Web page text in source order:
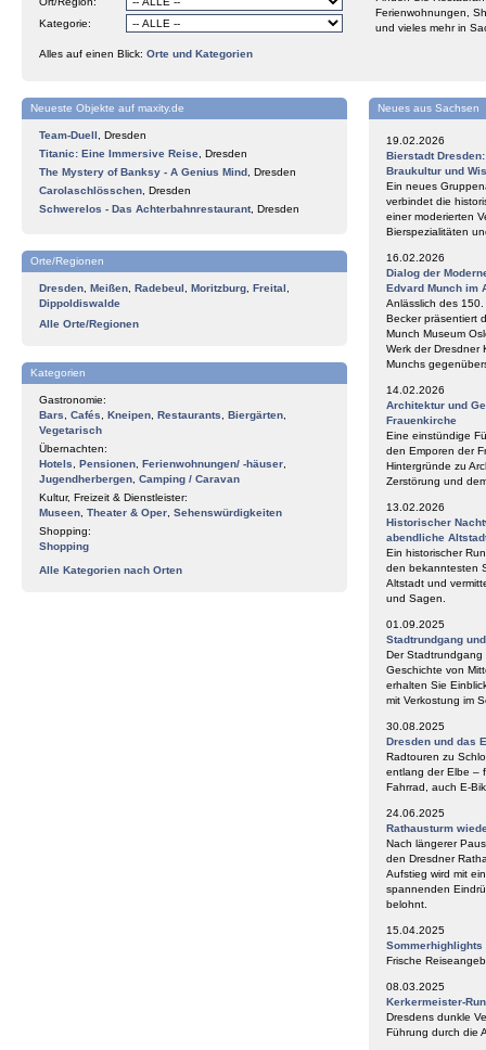
Kategorie:
Ferienwohnungen,
und vieles mehr in
Alles auf einen Blick: Orte und Kategorien
Neueste Objekte auf maxity.de
Team-Duell
Dresden
Titanic: Eine Immersive Reise Dresden
The Mystery of Banksy - A Genius Mind Dresden
Carolaschlösschen Dresden
Schwerelos - Das Achterbahnrestaurant, Dresden
Orte/Regionen
Dresden Meißen Radebeul Moritzburg Freital
Dippoldiswalde
Alle Orte/Regionen
Kategorien
Gastronomie:
Bars
Cafés Kneipen Restaurants Biergärten
Vegetarisch
Übernachten:
Hotels
Pensionen Ferienwohnungen/ -häuser
Jugendherbergen Camping / Caravan
Kultur, Freizeit & Dienstleister:
Museen Theater & Oper Sehenswürdigkeiten
Shopping:
Shopping
Alle Kategorien nach Orten
Neues aus Sachsen
19.02.2026
Bierstadt
Braukultur und
Ein neues
verbindet die
einer moderierten
Bierspezialitäten
16.02.2026
Dialog der
Edvard Munch im
Anlässlich des
Becker präsentiert
Munch Museum
Werk der Dresdner
Munchs
14.02.2026
Architektur und
Frauenkirche
Eine einstündige
den Emporen der
Hintergründe zu
Zerstörung und
13.02.2026
Historischer
abendliche
Ein historischer
den bekanntesten
Altstadt und
und Sagen.
01.09.2025
Stadtrundgang
Der Stadtrundgang
Geschichte von
erhalten Sie
mit Verkostung im
30.08.2025
Dresden und das
Radtouren zu
entlang der Elbe –
Fahrrad, auch E-
24.06.2025
Rathausturm
Nach längerer
den Dresdner
Aufstieg wird mit
spannenden
belohnt.
15.04.2025
Sommerhighlights
Frische
08.03.2025
Kerkermeister-
Dresdens dunkle
Führung durch die